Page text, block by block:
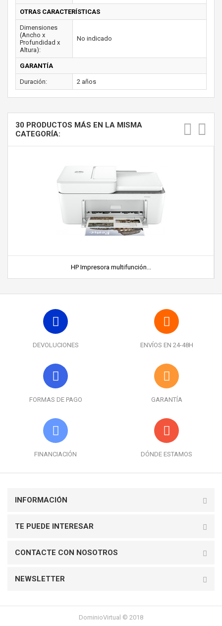
OTRAS CARACTERÍSTICAS
Dimensiones
(Ancho x
Profundidad x
Altura):
No indicado
GARANTÍA
Duración: 2 años
30 PRODUCTOS MÁS EN LA MISMA
CATEGORÍA:
HP Impresora multifunción...
DEVOLUCIONES ENVÍOS EN 24-48H
FORMAS DE PAGO GARANTÍA
FINANCIACIÓN DÓNDE ESTAMOS
INFORMACIÓN
TE PUEDE INTERESAR
CONTACTE CON NOSOTROS
NEWSLETTER
DominioVirtual © 2018